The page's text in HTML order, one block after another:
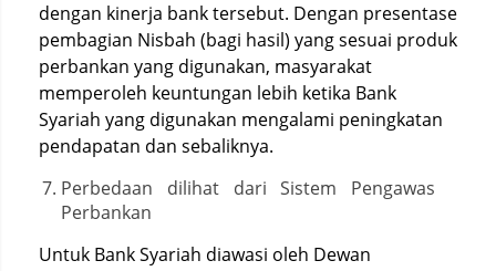
dengan kinerja bank tersebut. Dengan presentase
pembagian Nisbah (bagi hasil) yang sesuai produk
perbankan yang digunakan, masyarakat
memperoleh keuntungan lebih ketika Bank
Syariah yang digunakan mengalami peningkatan
pendapatan dan sebaliknya.
Perbedaan dilihat dari Sistem Pengawas
Perbankan
Untuk Bank Syariah diawasi oleh Dewan